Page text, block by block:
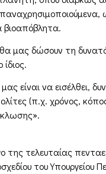
βιοαπόβλητα.
μας δώσουν τη
είναι να εισέλθει,
(π.χ. χρόνος,
της τελευταίας
του